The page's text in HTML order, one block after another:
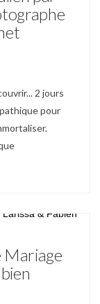
2 jours
pour
Mariage